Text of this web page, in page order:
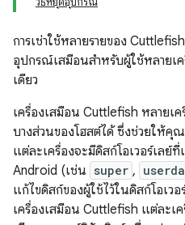
การเช่าใช้หลายรายของ
อุปกรณ์เสมือนสำหรับผู้ใช้หลายเค
เดียว
เครื่องเสมือน Cuttlefish หลายเ
บางส่วนของโฮสต์ได้ ซึ่งช่วยให้
แต่ละเครื่องจะมีดิสก์โอเวอร์เล
Android (เช่น super ,
แก้ไขดิสก์ของผู้ใช้ไว้ในดิสก์โอเว
เครื่องเสมือน Cuttlefish แต่ละเ